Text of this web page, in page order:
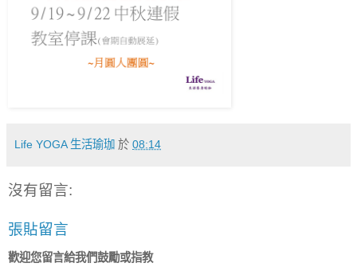
Life YOGA 生活瑜珈 於 08:14
沒有留言:
張貼留言
歡迎您留言給我們鼓勵或指教